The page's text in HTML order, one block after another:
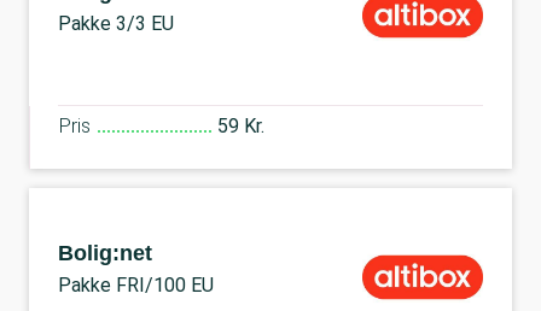
Pakke 3/3 EU
Pris 59 Kr.
Bolig:net
Pakke FRI/100 EU